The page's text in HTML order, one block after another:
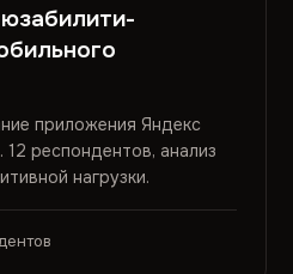
приложения Яндекс
респондентов, анализ
нагрузки.